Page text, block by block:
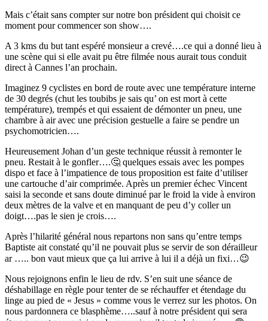
Mais c’était sans compter sur notre bon président qui choisit ce
moment pour commencer son show….
A 3 kms du but tant espéré monsieur a crevé….ce qui a donné lieu à
une scène qui si elle avait pu être filmée nous aurait tous conduit
direct à Cannes l’an prochain.
Imaginez 9 cyclistes en bord de route avec une température interne
de 30 degrés (chut les toubibs je sais qu’ on est mort à cette
température), trempés et qui essaient de démonter un pneu, une
chambre à air avec une précision gestuelle a faire se pendre un
psychomotricien….
Heureusement Johan d’un geste technique réussit à remonter le
pneu. Restait à le gonfler….🤔 quelques essais avec les pompes
dispo et face à l’impatience de tous proposition est faite d’utiliser
une cartouche d’air comprimée. Après un premier échec Vincent
saisi la seconde et sans doute diminué par le froid la vide à environ
deux mètres de la valve et en manquant de peu d’y coller un
doigt….pas le sien je crois….
Après l’hilarité général nous repartons non sans qu’entre temps
Baptiste ait constaté qu’il ne pouvait plus se servir de son dérailleur
ar ….. bon vaut mieux que ça lui arrive à lui il a déjà un fixi…😉
Nous rejoignons enfin le lieu de rdv. S’en suit une séance de
déshabillage en règle pour tenter de se réchauffer et étendage du
linge au pied de « Jesus » comme vous le verrez sur les photos. On
nous pardonnera ce blasphème…..sauf à notre président qui sera